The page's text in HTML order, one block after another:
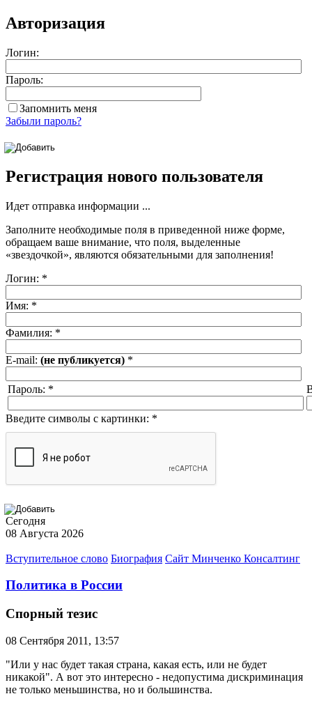
Авторизация
Логин:
Пароль:
Запомнить меня
Забыли пароль?
Регистрация нового пользователя
Идет отправка информации ...
Заполните необходимые поля в приведенной ниже форме,
обращаем ваше внимание, что поля, выделенные
«звездочкой», являются обязательными для заполнения!
Логин: *
Имя: *
Фамилия: *
E-mail: (не публикуется) *
Пароль: *
Введите символы с картинки: *
Сегодня
08 Августа 2026
Вступительное слово Биография Сайт Минченко Консалтинг
Политика в России
Спорный тезис
08 Сентября 2011, 13:57
"Или у нас будет такая страна, какая есть, или не будет
никакой". А вот это интересно - недопустима дискриминация
не только меньшинства, но и большинства.